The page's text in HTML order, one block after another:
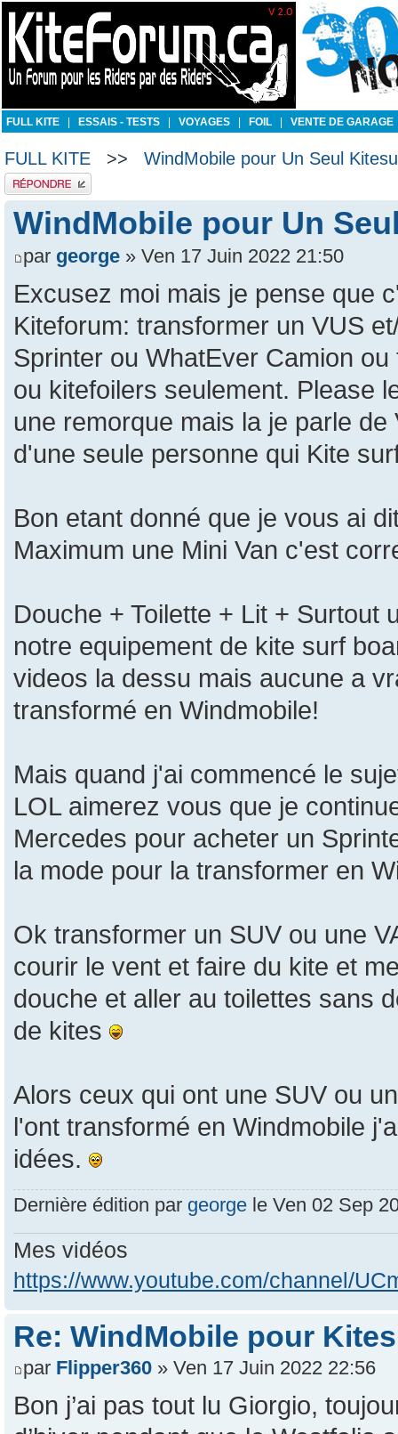
FULL KITE ESSAIS - TESTS VOYAGES FOIL VENTE DE GARAGE
FULL KITE >> WindMobile pour Un Seul
Publier une réponse
WindMobile pour Un
par george » Ven 17 Juin 2022 21:50
Excusez moi mais je pense que
Kiteforum: transformer un VUS
Sprinter ou WhatEver Camion
ou kitefoilers seulement. Please
une remorque mais la je parle
d'une seule personne qui Kite
Bon etant donné que je vous ai
Maximum une Mini Van c'est
Douche + Toilette + Lit + Surtout
notre equipement de kite surf
videos la dessu mais aucune a
transformé en Windmobile!
Mais quand j'ai commencé le
LOL aimerez vous que je
Mercedes pour acheter un
la mode pour la transformer en
Ok transformer un SUV ou une
courir le vent et faire du kite et
douche et aller au toilettes sans
de kites
Alors ceux qui ont une SUV ou
l'ont transformé en Windmobile
idées.
Dernière édition par george le Ven 02 Sep
Mes vidéos
https://www.youtube.com/channel/
Re: WindMobile pour
par Flipper360 » Ven 17 Juin 2022 22:56
Bon j’ai pas tout lu Giorgio,